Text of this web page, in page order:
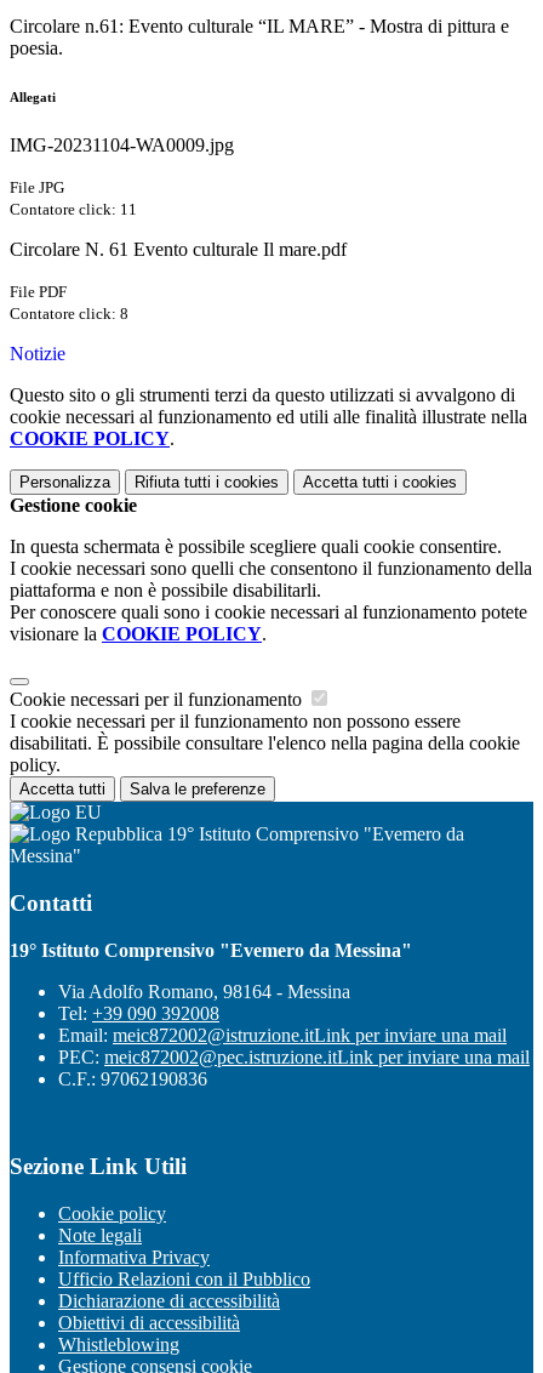
Circolare n.61: Evento culturale “IL MARE” - Mostra di pittura e
poesia.
Allegati
IMG-20231104-WA0009.jpg
File JPG
Contatore click: 11
Circolare N. 61 Evento culturale Il mare.pdf
File PDF
Contatore click: 8
Notizie
Questo sito o gli strumenti terzi da questo utilizzati si avvalgono di
cookie necessari al funzionamento ed utili alle finalità illustrate nella
COOKIE POLICY.
Personalizza Rifiuta tutti i cookies Accetta tutti i cookies
Gestione cookie
In questa schermata è possibile scegliere quali cookie consentire.
I cookie necessari sono quelli che consentono il funzionamento della
piattaforma e non è possibile disabilitarli.
Per conoscere quali sono i cookie necessari al funzionamento potete
visionare la COOKIE POLICY.
Cookie necessari per il funzionamento
I cookie necessari per il funzionamento non possono essere
disabilitati. È possibile consultare l'elenco nella pagina della cookie
policy.
Accetta tutti Salva le preferenze
19° Istituto Comprensivo "Evemero da
Messina"
Contatti
19° Istituto Comprensivo "Evemero da Messina"
Via Adolfo Romano, 98164 - Messina
Tel: +39 090 392008
Email: meic872002@istruzione.itLink per inviare una mail
PEC: meic872002@pec.istruzione.itLink per inviare una mail
C.F.: 97062190836
Sezione Link Utili
Cookie policy
Note legali
Informativa Privacy
Ufficio Relazioni con il Pubblico
Dichiarazione di accessibilità
Obiettivi di accessibilità
Whistleblowing
Gestione consensi cookie